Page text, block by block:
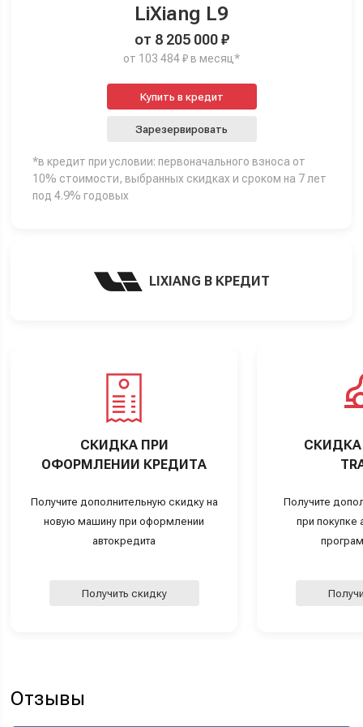
LiXiang L9
от 8 205 000 ₽
от 103 484 ₽ в месяц*
Купить в кредит
Зарезервировать
*в кредит при условии: первоначального взноса от
10% стоимости, выбранных скидках и сроком на 7 лет
под 4.9% годовых
LIXIANG В КРЕДИТ
СКИДКА ПРИ
ОФОРМЛЕНИИ КРЕДИТА
Получите дополнительную скидку на
новую машину при оформлении
автокредита
Получить скидку
СКИДКА
Получите
при покупке
Отзывы